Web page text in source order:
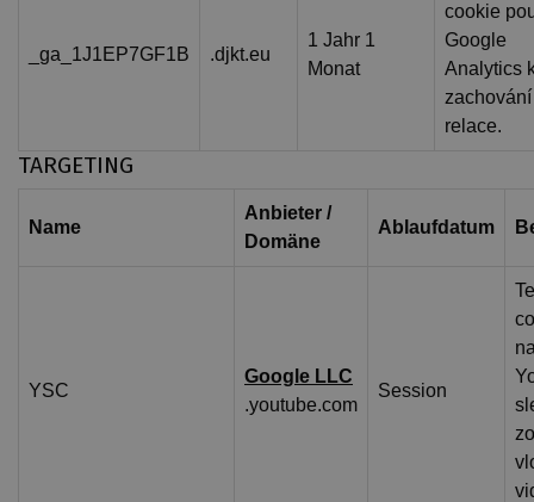
_ga_1J1EP7GF1B .djkt.eu
1 Jahr 1
Monat
cookie
Google
Analytics
relace.
TARGETING
Name
Anbieter /
Domäne
Ablaufdatum
YSC
Google LLC
.youtube.com
Session